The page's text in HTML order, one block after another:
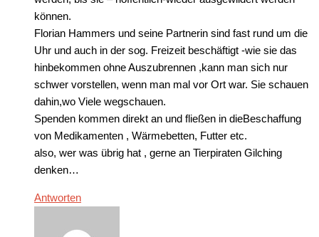
können.
Florian Hammers und seine Partnerin sind fast rund um die
Uhr und auch in der sog. Freizeit beschäftigt -wie sie das
hinbekommen ohne Auszubrennen ,kann man sich nur
schwer vorstellen, wenn man mal vor Ort war. Sie schauen
dahin,wo Viele wegschauen.
Spenden kommen direkt an und fließen in dieBeschaffung
von Medikamenten , Wärmebetten, Futter etc.
also, wer was übrig hat , gerne an Tierpiraten Gilching
denken…
Antworten